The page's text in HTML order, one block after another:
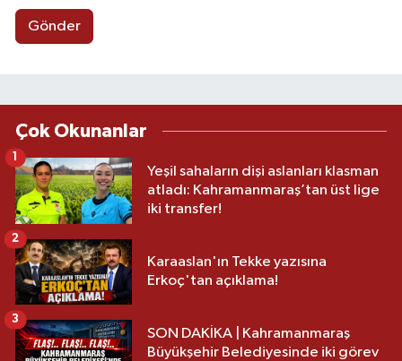
Gönder
Çok Okunanlar
Yeşil sahaların dişi aslanları klasman
atladı: Kahramanmaraş’tan üst lige
iki transfer!
Karaaslan'ın Tekke yazısına
Erkoç'tan açıklama!
2
SON DAKİKA | Kahramanmaraş
Büyükşehir Belediyesinde iki görev
3